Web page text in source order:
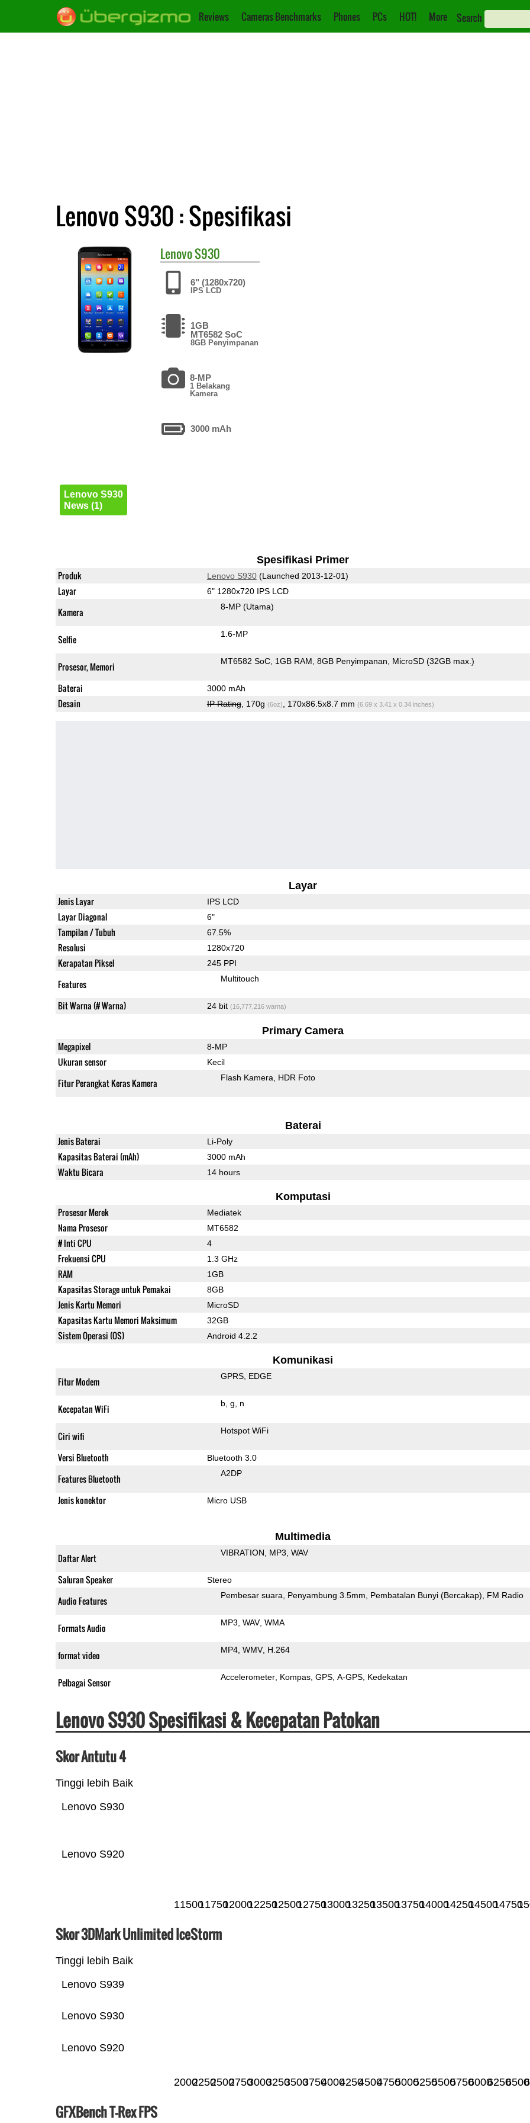
Reviews Cameras Benchmarks Phones PCs HOT! More Search
Lenovo S930 : Spesifikasi
LenovoS930
6" (1280x720)
IPS LCD
1GB
MT6582 SoC
8GB Penyimpanan
8-MP
1 Belakang
Kamera
3000 mAh
Lenovo S930
News (1)
Spesifikasi Primer
Produk Lenovo S930(Launched 2013-12-01)
Layar 6" 1280x720 IPS LCD
Kamera 8-MP (Utama)
Selfie 1.6-MP
Prosesor, Memori MT6582 SoC 1GB RAM 8GB Penyimpanan MicroSD (32GB max.)
Baterai 3000 mAh
Desain IP Rating, 170g (6oz) , 170x86.5x8.7 mm (6.69 x 3.41 x 0.34 inches)
Layar
Jenis Layar IPS LCD
Layar Diagonal 6"
Tampilan / Tubuh 67.5%
Resolusi 1280x720
Kerapatan Piksel 245 PPI
Features Multitouch
Bit Warna (# Warna) 24 bit (16,777,216 warna)
Primary Camera
Megapixel 8-MP
Ukuran sensor Kecil
Fitur Perangkat Keras Kamera Flash Kamera HDR Foto
Baterai
Jenis Baterai Li-Poly
Kapasitas Baterai (mAh) 3000 mAh
Waktu Bicara 14 hours
Komputasi
Prosesor Merek Mediatek
Nama Prosesor MT6582
# Inti CPU 4
Frekuensi CPU 1.3 GHz
RAM 1GB
Kapasitas Storage untuk Pemakai 8GB
Jenis Kartu Memori MicroSD
Kapasitas Kartu Memori Maksimum 32GB
Sistem Operasi (OS) Android 4.2.2
Komunikasi
Fitur Modem GPRS EDGE
Kecepatan WiFi b g n
Ciri wifi Hotspot WiFi
Versi Bluetooth Bluetooth 3.0
Features Bluetooth A2DP
Jenis konektor Micro USB
Multimedia
Daftar Alert VIBRATION MP3 WAV
Saluran Speaker Stereo
Audio Features Pembesar suara Penyambung 3.5mm Pembatalan Bunyi (Bercakap) FM Radio
Formats Audio MP3 WAV WMA
format video MP4 WMV H.264
Pelbagai Sensor Accelerometer Kompas GPS A-GPS Kedekatan
Lenovo S930 Spesifikasi & Kecepatan Patokan
Skor Antutu 4
Tinggi lebih Baik
Lenovo S920
Lenovo S930
1150011750120001225012500127501300013250135001375014000142501450014750
Skor 3DMark Unlimited IceStorm
Tinggi lebih Baik
Lenovo S920
Lenovo S930
Lenovo S939
2000225025002750300032503500375040004250450047505000525055005750600062506500
GFXBench T-Rex FPS